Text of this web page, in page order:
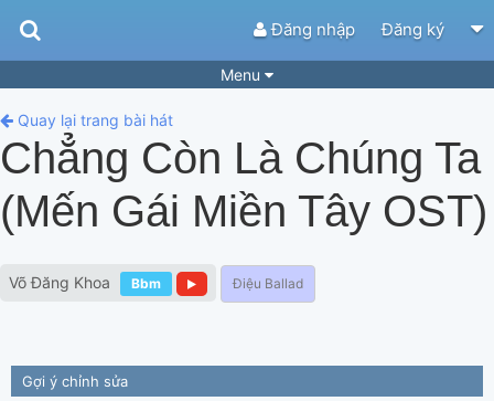
Đăng nhập Đăng ký
Menu
Bài hát
Playlist Hợp âm
Điệu bài hát Thể loại
Yêu cầu hợp âm
Tắt quảng cáo
Quay lại trang bài hát
Chẳng Còn Là Chúng Ta
(Mến Gái Miền Tây OST)
Võ Đăng Khoa Bbm Điệu Ballad
Gợi ý chỉnh sửa